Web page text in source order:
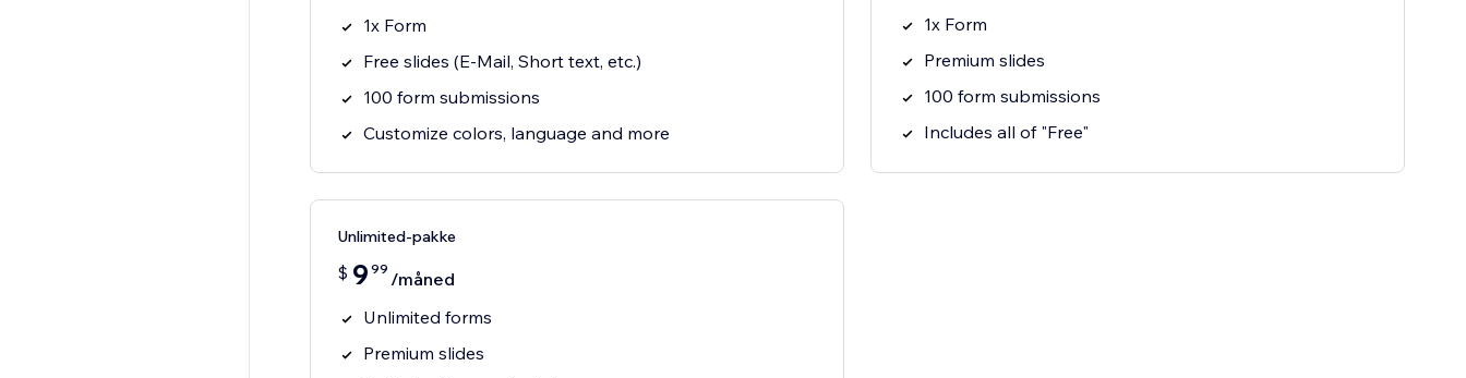
1x Form
Free slides (E-Mail, Short text, etc.)
100 form submissions
Customize colors, language and more
1x Form
Premium slides
100 form submissions
Includes all of "Free"
Unlimited-pakke
$ 9 99 /måned
Unlimited forms
Premium slides